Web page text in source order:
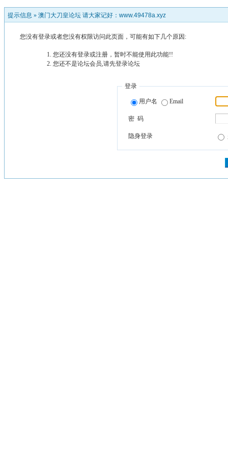
提示信息 » 澳门大刀皇论坛 请大家记好：www.49478a.xyz
您没有登录或者您没有权限访问此页面，可能有如下几个原因:
您还没有登录或注册，暂时不能使用此功能!!
您还不是论坛会员,请先登录论坛
登录
用户名 Email
密 码
隐身登录